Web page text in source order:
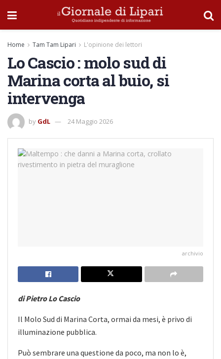
Home Tam Tam Lipari L'opinione dei lettori
Lo Cascio : molo sud di
Marina corta al buio, si
intervenga
by GdL 24 Maggio 2026
archivio
di Pietro Lo Cascio
Il Molo Sud di Marina Corta, ormai da mesi, è privo di
illuminazione pubblica.
Può sembrare una questione da poco, ma non lo è,